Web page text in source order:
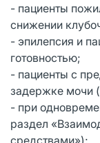
- пациенты
снижении
- эпилепсия и
готовностью;
- пациенты с
задержке мочи
- при
раздел
средствами»);